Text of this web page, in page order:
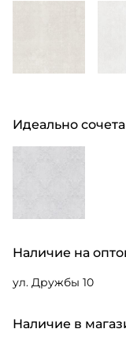
Идеально
Наличие на
ул. Дружбы 10
Наличие в